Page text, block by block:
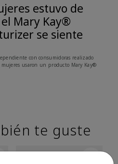
estuvo de
Mary Kay®
se siente
con consumidoras realizado
usaron un producto Mary Kay®
te guste